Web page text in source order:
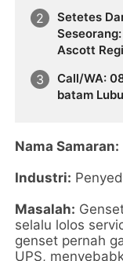
Setetes
Ascott
Call/WA:
batam
Nama Samaran:
Industri:
Masalah:
selalu lolos
genset pernah
UPS,